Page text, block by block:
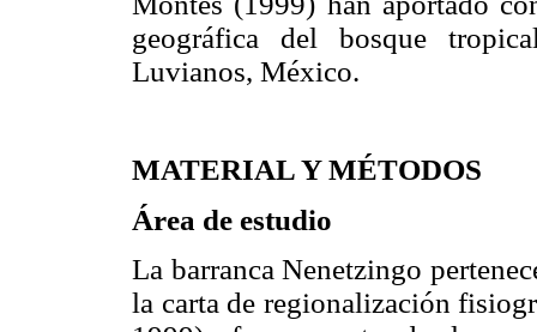
geográfica del bosque
Luvianos, México.
MATERIAL Y MÉTODOS
Área de estudio
La barranca Nenetzingo
la carta de regionalización